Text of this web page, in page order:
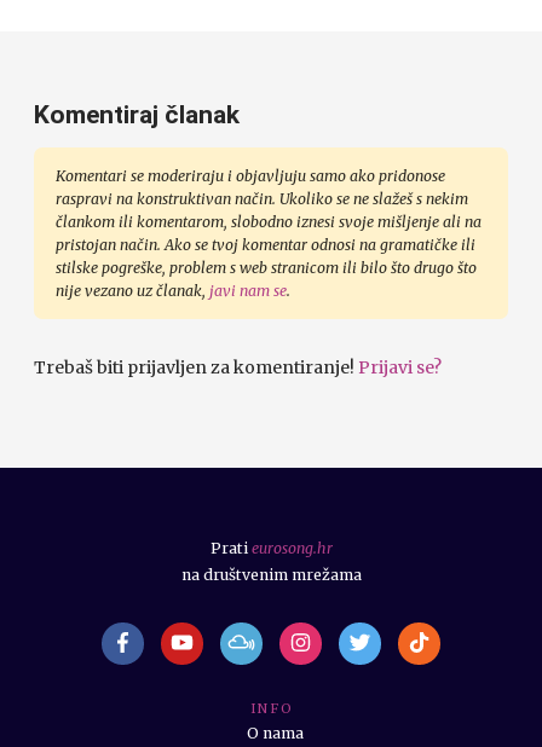
Komentiraj članak
Komentari se moderiraju i objavljuju samo ako pridonose
raspravi na konstruktivan način. Ukoliko se ne slažeš s nekim
člankom ili komentarom, slobodno iznesi svoje mišljenje ali na
pristojan način. Ako se tvoj komentar odnosi na gramatičke ili
stilske pogreške, problem s web stranicom ili bilo što drugo što
nije vezano uz članak, javi nam se.
Trebaš biti prijavljen za komentiranje! Prijavi se?
I N F O
O nama
Prati eurosong.hr
na društvenim mrežama